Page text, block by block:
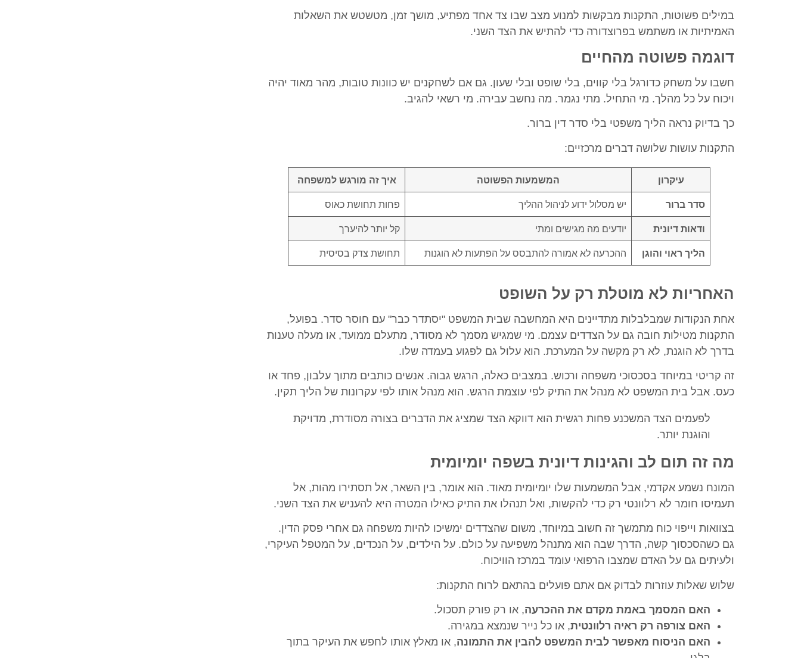
במילים פשוטות, התקנות מבקשות למנוע מצב שבו צד אחד מפתיע, מושך זמן, מטשטש את השאלות
האמיתיות או משתמש בפרוצדורה כדי להתיש את הצד השני.
דוגמה פשוטה מהחיים
חשבו על משחק כדורגל בלי קווים, בלי שופט ובלי שעון. גם אם לשחקנים יש כוונות טובות, מהר מאוד יהיה
ויכוח על כל מהלך. מי התחיל. מתי נגמר. מה נחשב עבירה. מי רשאי להגיב.
כך בדיוק נראה הליך משפטי בלי סדר דין ברור.
התקנות עושות שלושה דברים מרכזיים:
עיקרון המשמעות הפשוטה איך זה מורגש למשפחה
סדר ברור יש מסלול ידוע לניהול ההליך פחות תחושת כאוס
ודאות דיונית יודעים מה מגישים ומתי קל יותר להיערך
הליך ראוי והוגן ההכרעה לא אמורה להתבסס על הפתעות לא הוגנות תחושת צדק בסיסית
האחריות לא מוטלת רק על השופט
אחת הנקודות שמבלבלות מתדיינים היא המחשבה שבית המשפט "יסתדר כבר" עם חוסר סדר. בפועל,
התקנות מטילות חובה גם על הצדדים עצמם. מי שמגיש מסמך לא מסודר, מתעלם ממועד, או מעלה טענות
בדרך לא הוגנת, לא רק מקשה על המערכת. הוא עלול גם לפגוע בעמדה שלו.
זה קריטי במיוחד בסכסוכי משפחה ורכוש. במצבים כאלה, הרגש גבוה. אנשים כותבים מתוך עלבון, פחד או
כעס. אבל בית המשפט לא מנהל את התיק לפי עוצמת הרגש. הוא מנהל אותו לפי עקרונות של הליך תקין.
לפעמים הצד המשכנע פחות רגשית הוא דווקא הצד שמציג את הדברים בצורה מסודרת, מדויקת
והוגנת יותר.
מה זה תום לב והגינות דיונית בשפה יומיומית
המונח נשמע אקדמי, אבל המשמעות שלו יומיומית מאוד. הוא אומר, בין השאר, אל תסתירו מהות, אל
תעמיסו חומר לא רלוונטי רק כדי להקשות, ואל תנהלו את התיק כאילו המטרה היא להעניש את הצד השני.
בצוואות וייפוי כוח מתמשך זה חשוב במיוחד, משום שהצדדים ימשיכו להיות משפחה גם אחרי פסק הדין.
גם כשהסכסוך קשה, הדרך שבה הוא מתנהל משפיעה על כולם. על הילדים, על הנכדים, על המטפל העיקרי,
ולעיתים גם על האדם שמצבו הרפואי עומד במרכז הוויכוח.
שלוש שאלות עוזרות לבדוק אם אתם פועלים בהתאם לרוח התקנות:
האם המסמך באמת מקדם את ההכרעה, או רק פורק תסכול.
האם צורפה רק ראיה רלוונטית, או כל נייר שנמצא במגירה.
האם הניסוח מאפשר לבית המשפט להבין את התמונה, או מאלץ אותו לחפש את העיקר בתוך